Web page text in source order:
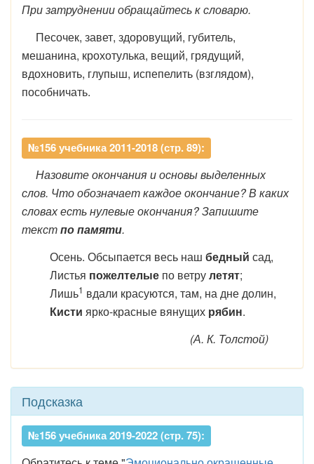
При затруднении обращайтесь к словарю.
Песочек, завет, здоровущий, губитель,
мешанина, крохотулька, вещий, грядущий,
вдохновить, глупыш, испепелить (взглядом),
пособничать.
№156 учебника 2011-2018 (стр. 89):
Назовите окончания и основы выделенных
слов. Что обозначает каждое окончание? В каких
словах есть нулевые окончания? Запишите
текстпо памяти.
Осень. Обсыпается весь наш бедный сад,
Листья пожелтелые по ветрулетят;
Лишь1 вдали красуются, там, на дне долин,
Кисти ярко-красные вянущих рябин.
(А. К. Толстой)
Подсказка
№156 учебника 2019-2022 (стр. 75):